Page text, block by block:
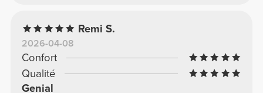
Remi S.
2026-04-08
Confort
Qualité
Genial